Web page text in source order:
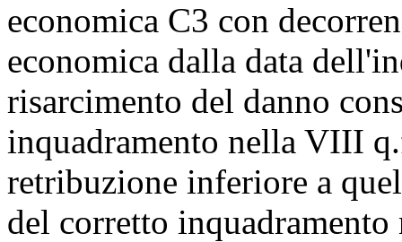
economica C3 con
economica dalla data
risarcimento del danno
inquadramento nella VIII
retribuzione inferiore a
del corretto